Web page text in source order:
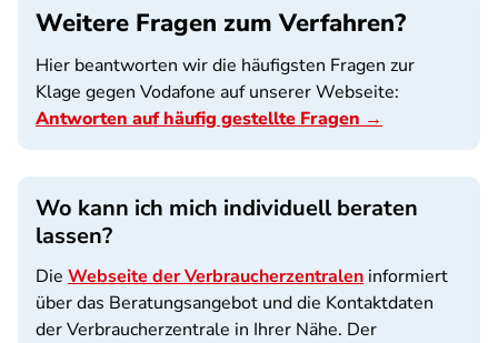
Weitere Fragen zum Verfahren?
Hier beantworten wir die häufigsten Fragen zur
Klage gegen Vodafone auf unserer Webseite:
Antworten auf häufig gestellte Fragen →
Wo kann ich mich individuell beraten
lassen?
Die Webseite der Verbraucherzentralen informiert
über das Beratungsangebot und die Kontaktdaten
der Verbraucherzentrale in Ihrer Nähe. Der